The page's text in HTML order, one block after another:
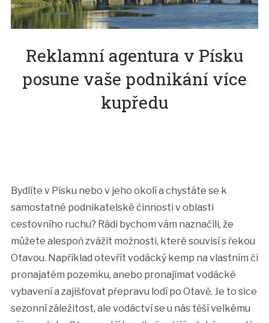
Reklamní agentura v Písku
posune vaše podnikání více
kupředu
Bydlíte v Písku nebo v jeho okolí a chystáte se k
samostatné podnikatelské činnosti v oblasti
cestovního ruchu? Rádi bychom vám naznačili, že
můžete alespoň zvážit možnosti, které souvisí s řekou
Otavou. Například otevřít vodácký kemp na vlastním či
pronajatém pozemku, anebo pronajímat vodácké
vybavení a zajišťovat přepravu lodí po Otavě. Je to sice
sezonní záležitost, ale vodáctví se u nás těší velkému